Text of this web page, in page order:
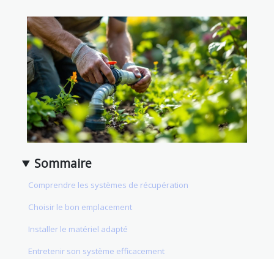
Sommaire
Comprendre les systèmes de récupération
Choisir le bon emplacement
Installer le matériel adapté
Entretenir son système efficacement